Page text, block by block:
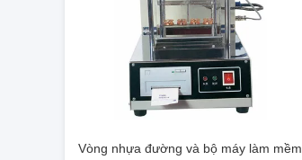
Vòng nhựa đường và bộ máy làm mềm